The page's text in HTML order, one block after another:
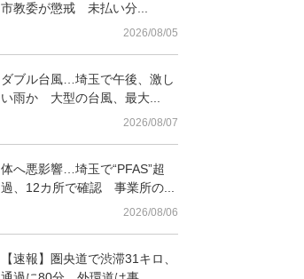
市教委が懲戒 未払い分...
2026/08/05
ダブル台風…埼玉で午後、激し
い雨か 大型の台風、最大...
2026/08/07
体へ悪影響…埼玉で“PFAS”超
過、12カ所で確認 事業所の...
2026/08/06
【速報】圏央道で渋滞31キロ、